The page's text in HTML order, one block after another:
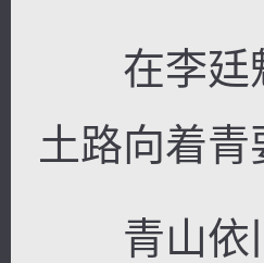
在李廷魁
土路向着
青山依旧